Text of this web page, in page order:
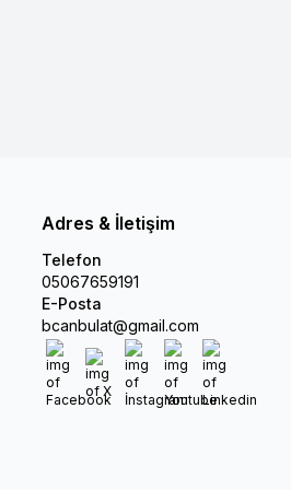
Adres & İletişim
Telefon
05067659191
E-Posta
bcanbulat@gmail.com
Facebook
X İnstagram
Youtube